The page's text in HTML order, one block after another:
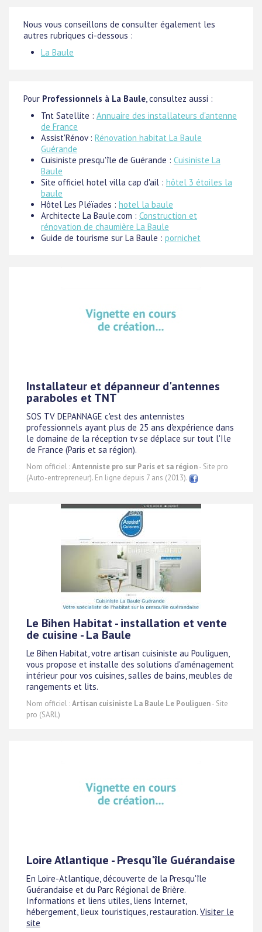
Nous vous conseillons de consulter également les
autres rubriques ci-dessous :
La Baule
Pour Professionnels à La Baule, consultez aussi :
Tnt Satellite : Annuaire des installateurs d'antenne
de France
Assist'Rénov : Rénovation habitat La Baule
Guérande
Cuisiniste presqu'île de Guérande : Cuisiniste La
Baule
Site officiel hotel villa cap d'ail : hôtel 3 étoiles la
baule
Hôtel Les Pléïades : hotel la baule
Architecte La Baule.com : Construction et
rénovation de chaumière La Baule
Guide de tourisme sur La Baule : pornichet
Installateur et dépanneur d'antennes
paraboles et TNT
SOS TV DEPANNAGE c'est des antennistes
professionnels ayant plus de 25 ans d'expérience dans
le domaine de la réception tv se déplace sur tout l'Ile
de France (Paris et sa région).
Nom officiel :Antenniste pro sur Paris et sa région- Site pro
(Auto-entrepreneur). En ligne depuis 7 ans (2013).
Le Bihen Habitat - installation et vente
de cuisine - La Baule
Le Bihen Habitat, votre artisan cuisiniste au Pouliguen,
vous propose et installe des solutions d'aménagement
intérieur pour vos cuisines, salles de bains, meubles de
rangements et lits.
Nom officiel :Artisan cuisiniste La Baule Le Pouliguen- Site
pro (SARL)
Loire Atlantique - Presqu'île Guérandaise
En Loire-Atlantique, découverte de la Presqu'île
Guérandaise et du Parc Régional de Brière.
Informations et liens utiles, liens Internet,
hébergement, lieux touristiques, restauration. Visiter le
site